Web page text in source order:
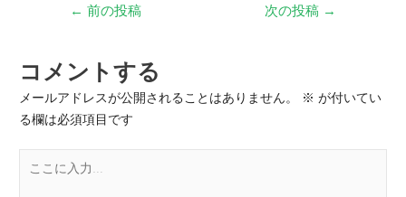
← 前の投稿 次の投稿 →
コメントする
メールアドレスが公開されることはありません。 ※ が付いてい
る欄は必須項目です